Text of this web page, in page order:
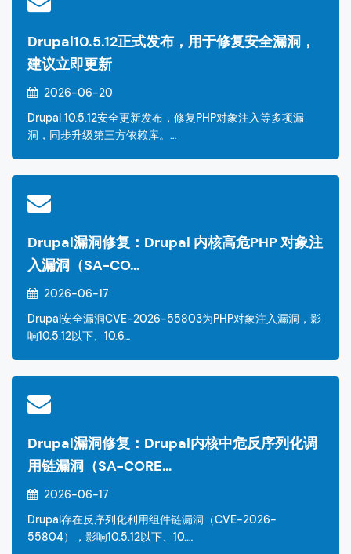
Drupal10.5.12正式发布，用于修复安全漏洞，
建议立即更新
2026-06-20
Drupal 10.5.12安全更新发布，修复PHP对象注入等多项漏
洞，同步升级第三方依赖库。…
Drupal漏洞修复：Drupal 内核高危PHP 对象注
入漏洞（SA-CO…
2026-06-17
Drupal安全漏洞CVE-2026-55803为PHP对象注入漏洞，影
响10.5.12以下、10.6…
Drupal漏洞修复：Drupal内核中危反序列化调
用链漏洞（SA-CORE…
2026-06-17
Drupal存在反序列化利用组件链漏洞（CVE-2026-
55804），影响10.5.12以下、10.…